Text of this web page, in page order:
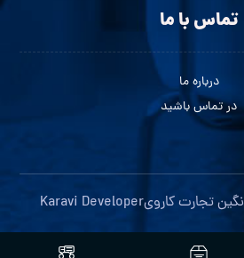
تماس با ما
درباره ما
در تماس باشید
نگین تجارت کارویKaravi Developer